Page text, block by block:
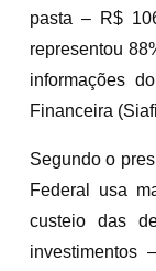
pasta – R$
representou
informações
Financeira
Segundo o
Federal usa
custeio das
investimentos